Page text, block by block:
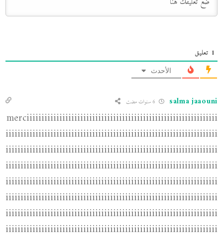
1 تعليق
الأحدث
salma jaaouni
merciiiiiiiiiiiiiiiiiiiiiiiiiiiiiiiiiiiiiiiiiiiiiiiiiiiiiiiiiiiiiiii
iiiiiiiiiiiiiiiiiiiiiiiiiiiiiiiiiiiiiiiiiiiiiiiiiiiiiiiiiiiiiiiiiiiiiii
iiiiiiiiiiiiiiiiiiiiiiiiiiiiiiiiiiiiiiiiiiiiiiiiiiiiiiiiiiiiiiiiiiiiiii
iiiiiiiiiiiiiiiiiiiiiiiiiiiiiiiiiiiiiiiiiiiiiiiiiiiiiiiiiiiiiiiiiiiiiii
iiiiiiiiiiiiiiiiiiiiiiiiiiiiiiiiiiiiiiiiiiiiiiiiiiiiiiiiiiiiiiiiiiiiiii
iiiiiiiiiiiiiiiiiiiiiiiiiiiiiiiiiiiiiiiiiiiiiiiiiiiiiiiiiiiiiiiiiiiiiii
iiiiiiiiiiiiiiiiiiiiiiiiiiiiiiiiiiiiiiiiiiiiiiiiiiiiiiiiiiiiiiiiiiiiiii
iiiiiiiiiiiiiiiiiiiiiiiiiiiiiiiiiiiiiiiiiiiiiiiiiiiiiiiiiiiiiiiiiiiiiii